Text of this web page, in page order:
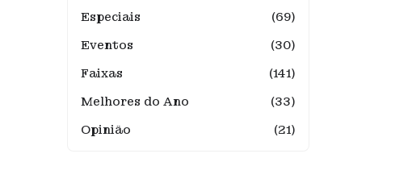
Especiais
(69)
Eventos
(30)
Faixas
(141)
Melhores do Ano
(33)
Opinião
(21)